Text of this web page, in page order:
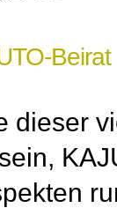
Beirat
dieser